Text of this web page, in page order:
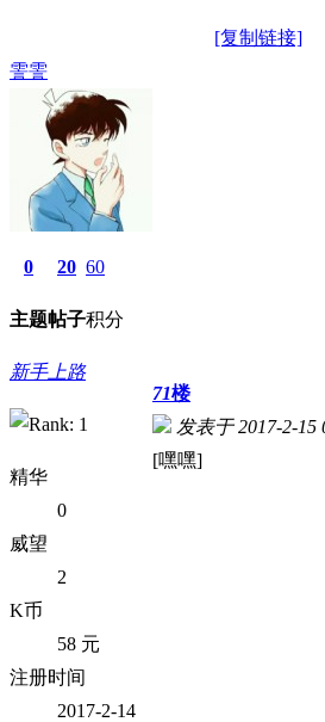
[复制链接]
霅霅
0
主题
20
帖子
60
积分
新手上路
精华
0
威望
2
K币
58 元
注册时间
2017-2-14
71楼
发表于 2017-2-15
[嘿嘿]